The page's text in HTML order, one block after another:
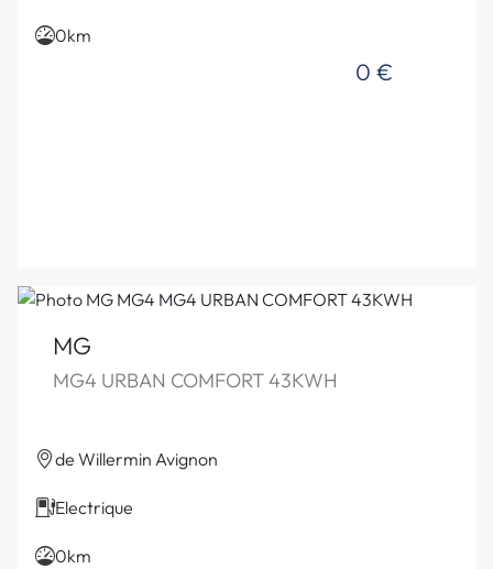
0km
0 €
MG
MG4 URBAN COMFORT 43KWH
de Willermin Avignon
Electrique
0km